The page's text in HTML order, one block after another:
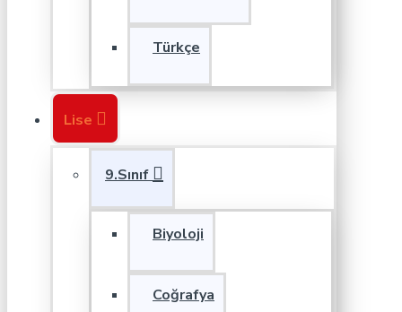
Türkçe
Lise
9.Sınıf
Biyoloji
Coğrafya